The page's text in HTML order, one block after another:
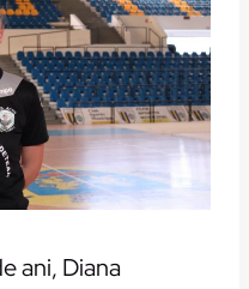
ani, Diana